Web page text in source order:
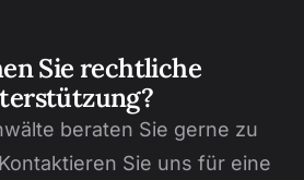
Sie rechtliche
beraten Sie gerne zu
Sie uns für eine